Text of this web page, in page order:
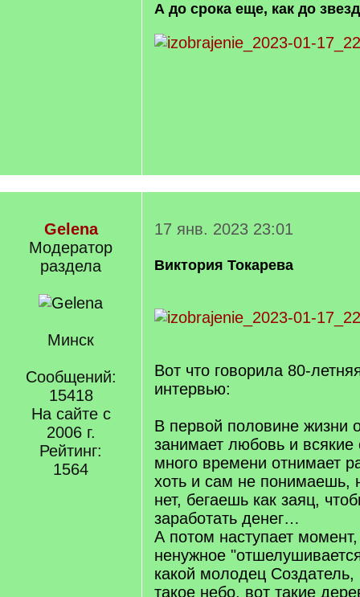
А до срока еще, как до
Gelena
Модератор
раздела
Минск
Сообщений:
15418
На сайте с
2006 г.
Рейтинг:
1564
17 янв. 2023 23:01
Виктория Токарева
Вот что говорила 80-
интервью:
В первой половине жизни
занимает любовь и
много времени отнимает
хоть и сам не понимаешь,
нет, бегаешь как заяц,
заработать денег…
А потом наступает момент,
ненужное
какой молодец Создатель,
такое небо, вот такие